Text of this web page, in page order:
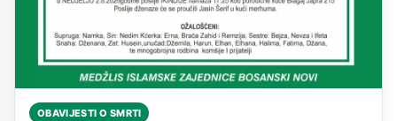
OBAVIJESTI O SMRTI